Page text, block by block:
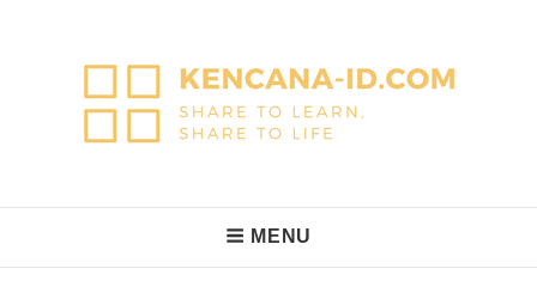
Navigation
MENU